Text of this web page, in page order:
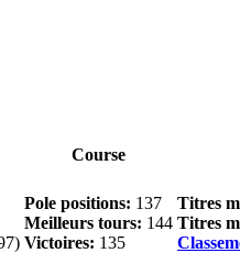
Course
Pole positions: 137
Meilleurs tours: 144
Victoires: 135
Titres
Titres